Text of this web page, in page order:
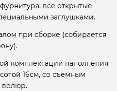
все открытые
заглушками.
при сборке (собирается
комплектации наполнения
16см, со съемным
велюр.